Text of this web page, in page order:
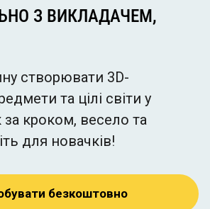
З ВИКЛАДАЧЕМ,
створювати 3D-
та цілі світи у
кроком, весело та
для новачків!
безкоштовно